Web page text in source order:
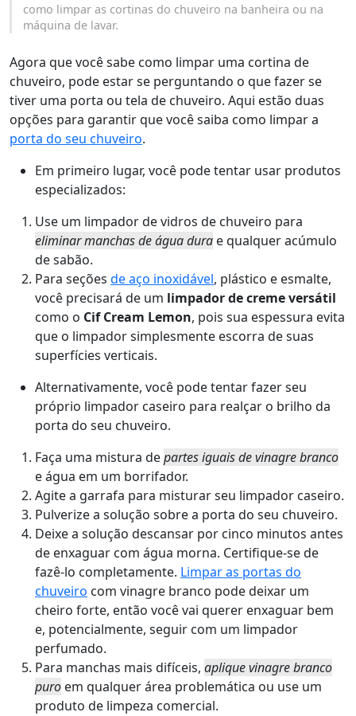
como limpar as cortinas do chuveiro na banheira ou na
máquina de lavar.
Agora que você sabe como limpar uma cortina de
chuveiro, pode estar se perguntando o que fazer se
tiver uma porta ou tela de chuveiro. Aqui estão duas
opções para garantir que você saiba como limpar a
porta do seu chuveiro.
Em primeiro lugar, você pode tentar usar produtos
especializados:
Use um limpador de vidros de chuveiro para
eliminar manchas de água dura e qualquer acúmulo
de sabão.
Para seções de aço inoxidável, plástico e esmalte,
você precisará de um limpador de creme versátil
como o Cif Cream Lemon, pois sua espessura evita
que o limpador simplesmente escorra de suas
superfícies verticais.
Alternativamente, você pode tentar fazer seu
próprio limpador caseiro para realçar o brilho da
porta do seu chuveiro.
Faça uma mistura departes iguais de vinagre branco
e água em um borrifador.
Agite a garrafa para misturar seu limpador caseiro.
Pulverize a solução sobre a porta do seu chuveiro.
Deixe a solução descansar por cinco minutos antes
de enxaguar com água morna. Certifique-se de
fazê-lo completamente. Limpar as portas do
chuveiro com vinagre branco pode deixar um
cheiro forte, então você vai querer enxaguar bem
e, potencialmente, seguir com um limpador
perfumado.
Para manchas mais difíceis, aplique vinagre branco
puro em qualquer área problemática ou use um
produto de limpeza comercial.